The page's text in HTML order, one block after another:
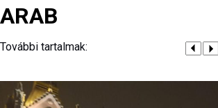
ARAB
További tartalmak: